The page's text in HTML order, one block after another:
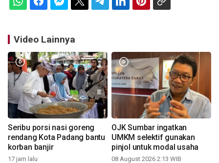
Video Lainnya
Seribu porsi nasi goreng
rendang Kota Padang bantu
korban banjir
17 jam lalu
OJK Sumbar ingatkan
UMKM selektif gunakan
pinjol untuk modal usaha
08 August 2026 2:13 WIB